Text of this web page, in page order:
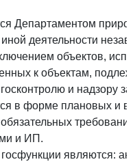
Департаментом
деятельности
объектов,
к объектам,
и надзору
в форме плановых и
и ИП.
являются: